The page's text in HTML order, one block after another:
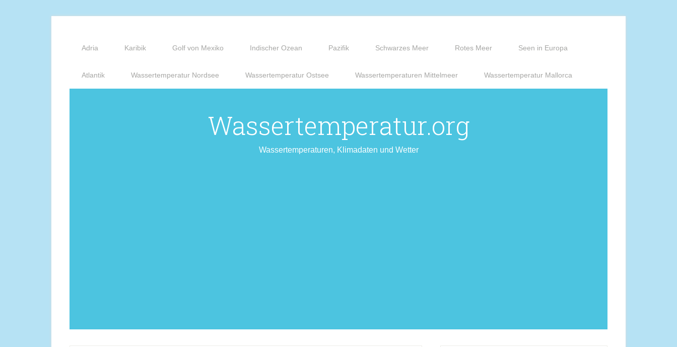
Adria Karibik Golf von Mexiko Indischer Ozean Pazifik Schwarzes Meer Rotes Meer Seen in Europa
Atlantik Wassertemperatur Nordsee Wassertemperatur Ostsee Wassertemperaturen Mittelmeer Wassertemperatur Mallorca
Wassertemperatur.org
Wassertemperaturen, Klimadaten und Wetter